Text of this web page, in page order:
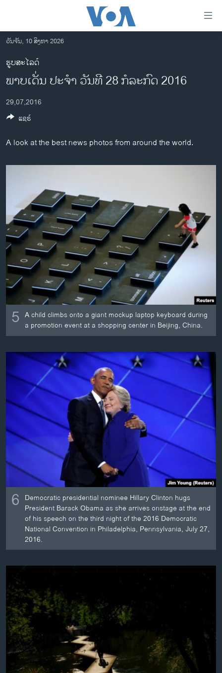
ເຂົ້າ
ຫາ
ຂ້າມ
ຂ້າມ
ໄປ
ຫາ
ຄົ້ນ
ລາວ
ອາເມຣິກາ
ການເລືອກຕັ້ງ ປະທານາທີບໍດີ ສະຫະລັດ 2024
ຂ່າວ​ຈີນ
ໂລກ
ຊີວິດຊາວລາວ
ຊຸມຊົນຊາວລາວ
ວິທະຍາສາດ-ເທັກໂນໂລຈີ
ທຸລະກິດ
ພາສາອັງກິດ
ວີດີໂອ
ສຽງ
ລາຍການກະຈາຍສຽງ
ລາຍງານ
ຕິດຕາມພວກເຮົາ ທີ່
ພາສາຕ່າງໆ
ວັນຈັນ, 10 ສິງຫາ 2026
ຮູບສະໄລດ໌
ພາບເດັ່ນ ປະຈຳ ວັນທີ 28 ກໍລະກົດ 2016
29,07,2016
A look at the best news photos from around the world.
5 A child climbs onto a giant mockup laptop keyboard during
a promotion event at a shopping center in Beijing, China.
6 Democratic presidential nominee Hillary Clinton hugs
President Barack Obama as she arrives onstage at the end
of his speech on the third night of the 2016 Democratic
National Convention in Philadelphia, Pennsylvania, July 27,
2016.
ແຊຣ໌